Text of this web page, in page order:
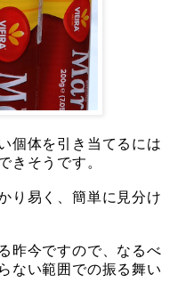
個体を引き当てるには
きそうです。
り易く、簡単に見分け
昨今ですので、なるべ
ない範囲での振る舞い